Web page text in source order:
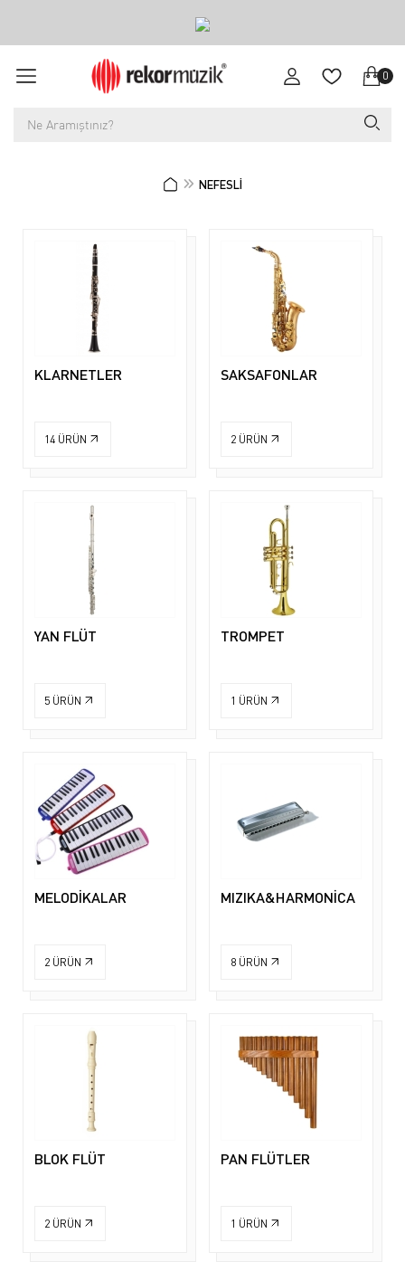
0
NEFESLİ
KLARNETLER
14 ÜRÜN
SAKSAFONLAR
2 ÜRÜN
YAN FLÜT
5 ÜRÜN
TROMPET
1 ÜRÜN
MELODİKALAR
2 ÜRÜN
MIZIKA&HARMONİCA
8 ÜRÜN
BLOK FLÜT
2 ÜRÜN
PAN FLÜTLER
1 ÜRÜN